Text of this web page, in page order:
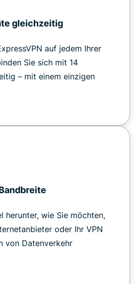
gleichzeitig
auf jedem Ihrer
Sie sich mit 14
– mit einem einzigen
herunter, wie Sie möchten,
oder Ihr VPN
von Datenverkehr